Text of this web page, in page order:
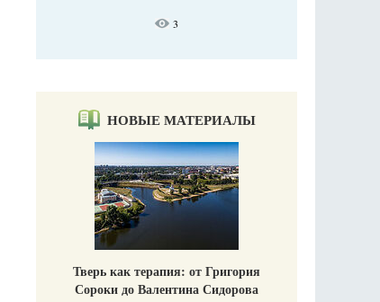
3
НОВЫЕ МАТЕРИАЛЫ
Тверь как терапия: от Григория
Сороки до Валентина Сидорова